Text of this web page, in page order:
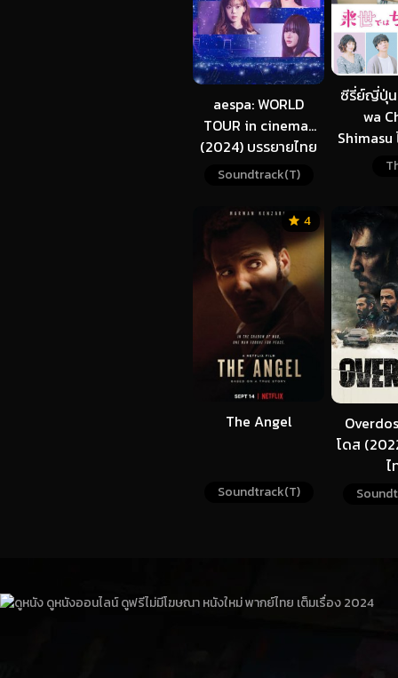
aespa: WORLD
TOUR in cinemas
(2024) บรรยายไทย
Soundtrack(T)
ซีรี่ย์ญี่ปุ่น
wa
Shimasu
ค่อยท
The Angel
Soundtrack(T)
4
โดส
ไ